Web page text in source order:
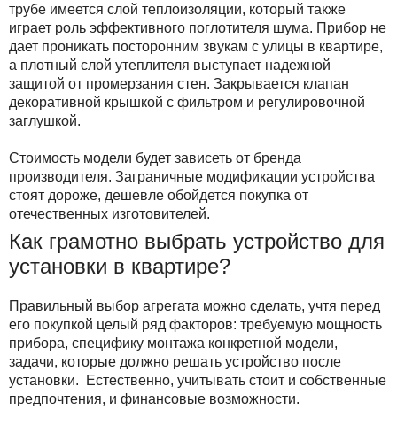
трубе имеется слой теплоизоляции, который также
играет роль эффективного поглотителя шума. Прибор не
дает проникать посторонним звукам с улицы в квартире,
а плотный слой утеплителя выступает надежной
защитой от промерзания стен. Закрывается клапан
декоративной крышкой с фильтром и регулировочной
заглушкой.
Стоимость модели будет зависеть от бренда
производителя. Заграничные модификации устройства
стоят дороже, дешевле обойдется покупка от
отечественных изготовителей.
Как грамотно выбрать устройство для
установки в квартире?
Правильный выбор агрегата можно сделать, учтя перед
его покупкой целый ряд факторов: требуемую мощность
прибора, специфику монтажа конкретной модели,
задачи, которые должно решать устройство после
установки. Естественно, учитывать стоит и собственные
предпочтения, и финансовые возможности.